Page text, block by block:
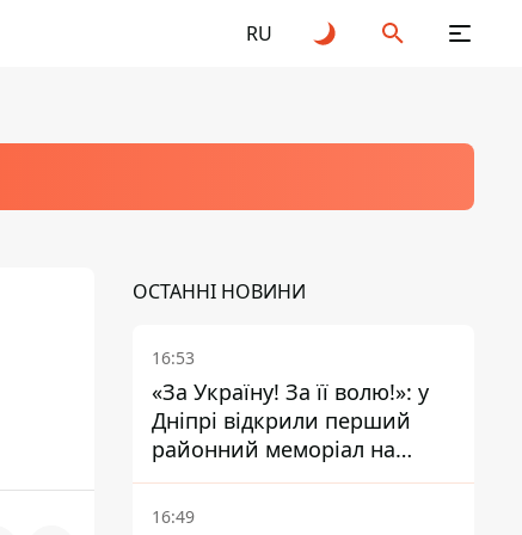
RU
ОСТАННІ НОВИНИ
16:53
«За Україну! За її волю!»: у
Дніпрі відкрили перший
районний меморіал на
честь полеглих Захисників
16:49